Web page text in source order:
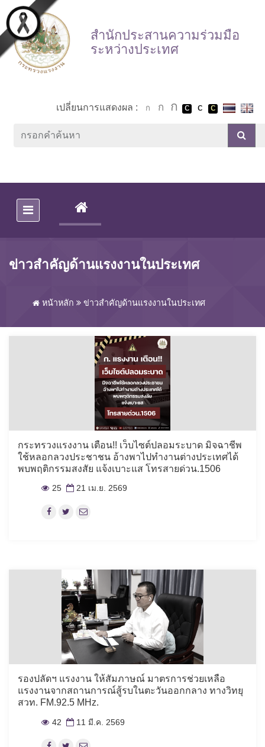
Skip to main content
สำนักประสานความร่วมมือ
ระหว่างประเทศ
เปลี่ยนการแสดงผล :
(CURRENT)
ข่าวสำคัญด้านแรงงานในประเทศ
หน้าหลัก ข่าวสำคัญด้านแรงงานในประเทศ
กระทรวงแรงงาน เตือน!! เว็บไซต์ปลอมระบาด มิจฉาชีพ
ใช้หลอกลวงประชาชน อ้างพาไปทำงานต่างประเทศได้
พบพฤติกรรมสงสัย แจ้งเบาะแส โทรสายด่วน.1506
25 21 เม.ย. 2569
รองปลัดฯ แรงงาน ให้สัมภาษณ์ มาตรการช่วยเหลือ
แรงงานจากสถานการณ์สู้รบในตะวันออกกลาง ทางวิทยุ
สวท. FM.92.5 MHz.
42 11 มี.ค. 2569